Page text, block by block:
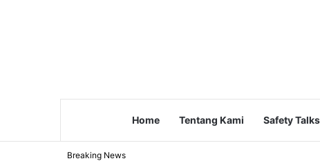
Home Tentang Kami Safety Talks
Breaking News